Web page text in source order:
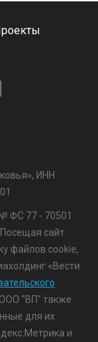
ИНН
ФС 77 - 70501.
сайт
файлов cookie,
«Вести
"ВП" также
для их
и